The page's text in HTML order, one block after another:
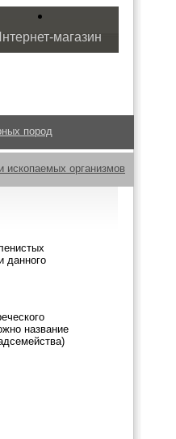
магазин
пород
ископаемых организмов
данного
название